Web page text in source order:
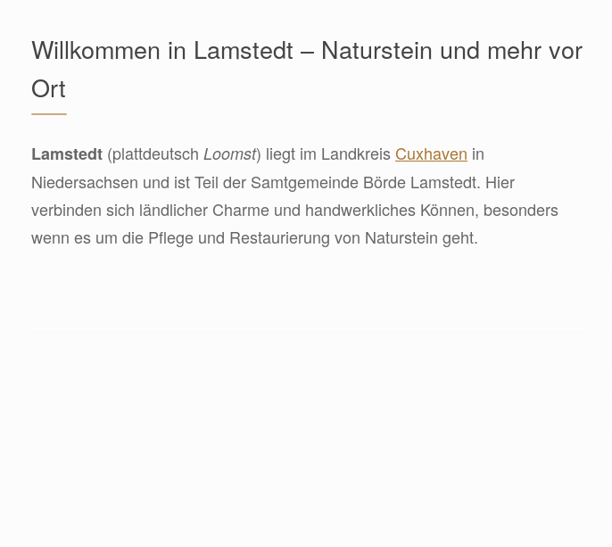
Willkommen in Lamstedt – Naturstein und mehr vor
Ort
Lamstedt (plattdeutsch Loomst) liegt im Landkreis Cuxhaven in
Niedersachsen und ist Teil der Samtgemeinde Börde Lamstedt. Hier
verbinden sich ländlicher Charme und handwerkliches Können, besonders
wenn es um die Pflege und Restaurierung von Naturstein geht.